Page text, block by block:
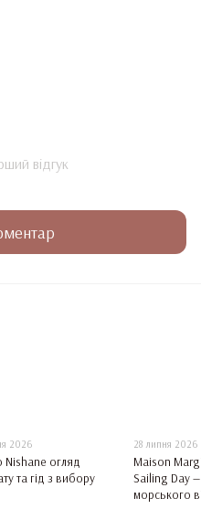
відгук
2026
Nishane огляд
та гід з вибору
28 липня 2026
Maison
Sailing Day
морського